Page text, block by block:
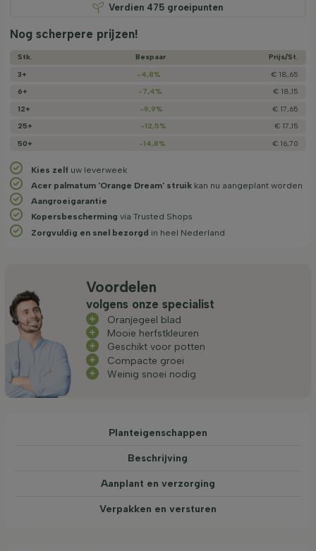
Verdien 475 groeipunten
Nog scherpere prijzen!
Stk. Bespaar
Prijs/­St.
3+
-4,8%
€ 18,65
6+
-7,4%
€ 18,15
12+
-9,9%
€ 17,65
25+
-12,5%
€ 17,15
50+
-14,8% € 16,70
Kies zelf uw leverweek
Acer palmatum 'Orange Dream' struik kan nu aangeplant worden
Aangroeigarantie
Kopersbescherming via Trusted Shops
Zorgvuldig en snel bezorgd in heel Nederland
Voordelen
volgens onze specialist
Oranjegeel blad
Mooie herfstkleuren
Geschikt voor potten
Compacte groei
Weinig snoei nodig
Planteigenschappen
Beschrijving
Aanplant en verzorging
Verpakken en versturen